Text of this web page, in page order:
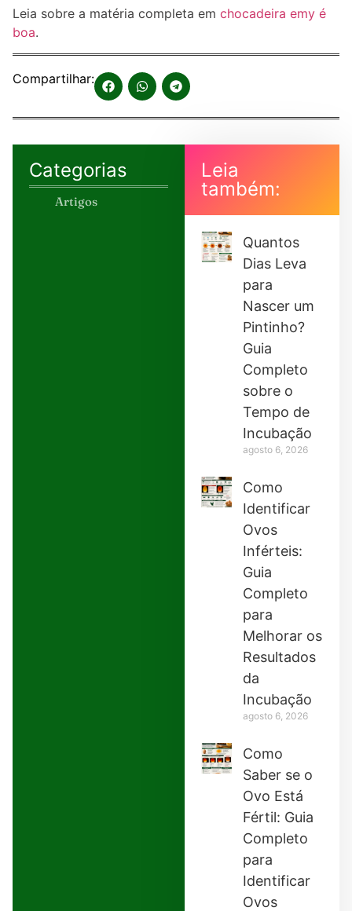
Leia sobre a matéria completa em chocadeira emy é
boa.
Compartilhar:
Categorias
Artigos
Leia
também:
Quantos
Dias Leva
para
Nascer um
Pintinho?
Guia
Completo
sobre o
Tempo de
Incubação
agosto 6, 2026
Como
Identificar
Ovos
Inférteis:
Guia
Completo
para
Melhorar os
Resultados
da
Incubação
agosto 6, 2026
Como
Saber se o
Ovo Está
Fértil: Guia
Completo
para
Identificar
Ovos